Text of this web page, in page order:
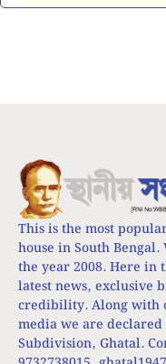
This is the most
house in South
the year 2008. Here
latest news, exclusive
credibility. Along with
media we are
Subdivision, Ghatal.